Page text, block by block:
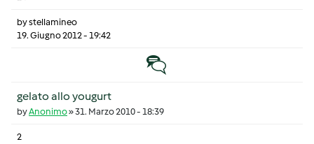
bystellamineo
19. Giugno 2012 - 19:42
Discussione normale
gelato allo yougurt
byAnonimo»31. Marzo 2010 - 18:39
2